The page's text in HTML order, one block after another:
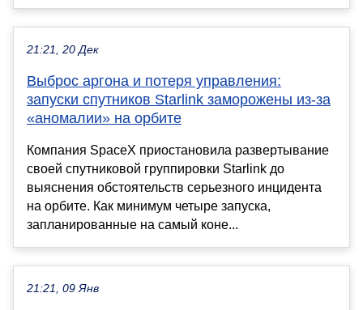
21:21, 20 Дек
Выброс аргона и потеря управления:
запуски спутников Starlink заморожены из-за
«аномалии» на орбите
Компания SpaceX приостановила развертывание
своей спутниковой группировки Starlink до
выяснения обстоятельств серьезного инцидента
на орбите. Как минимум четыре запуска,
запланированные на самый коне...
21:21, 09 Янв